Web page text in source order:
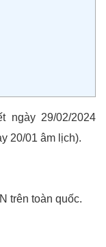
ngày 29/02/2024
20/01 âm lịch).
trên toàn quốc.